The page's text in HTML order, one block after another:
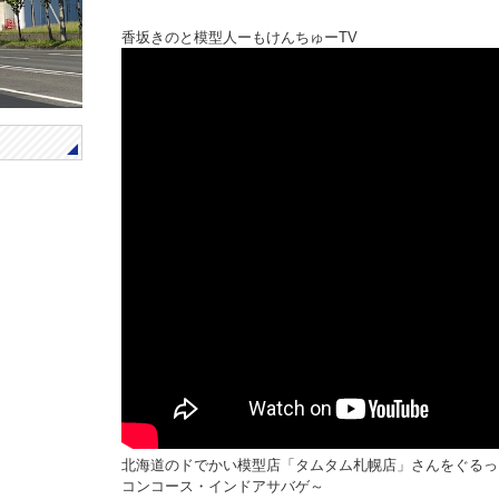
香坂きのと模型人ーもけんちゅーTV
北海道のドでかい模型店「タムタム札幌店」さんをぐる
コンコース・インドアサバゲ～